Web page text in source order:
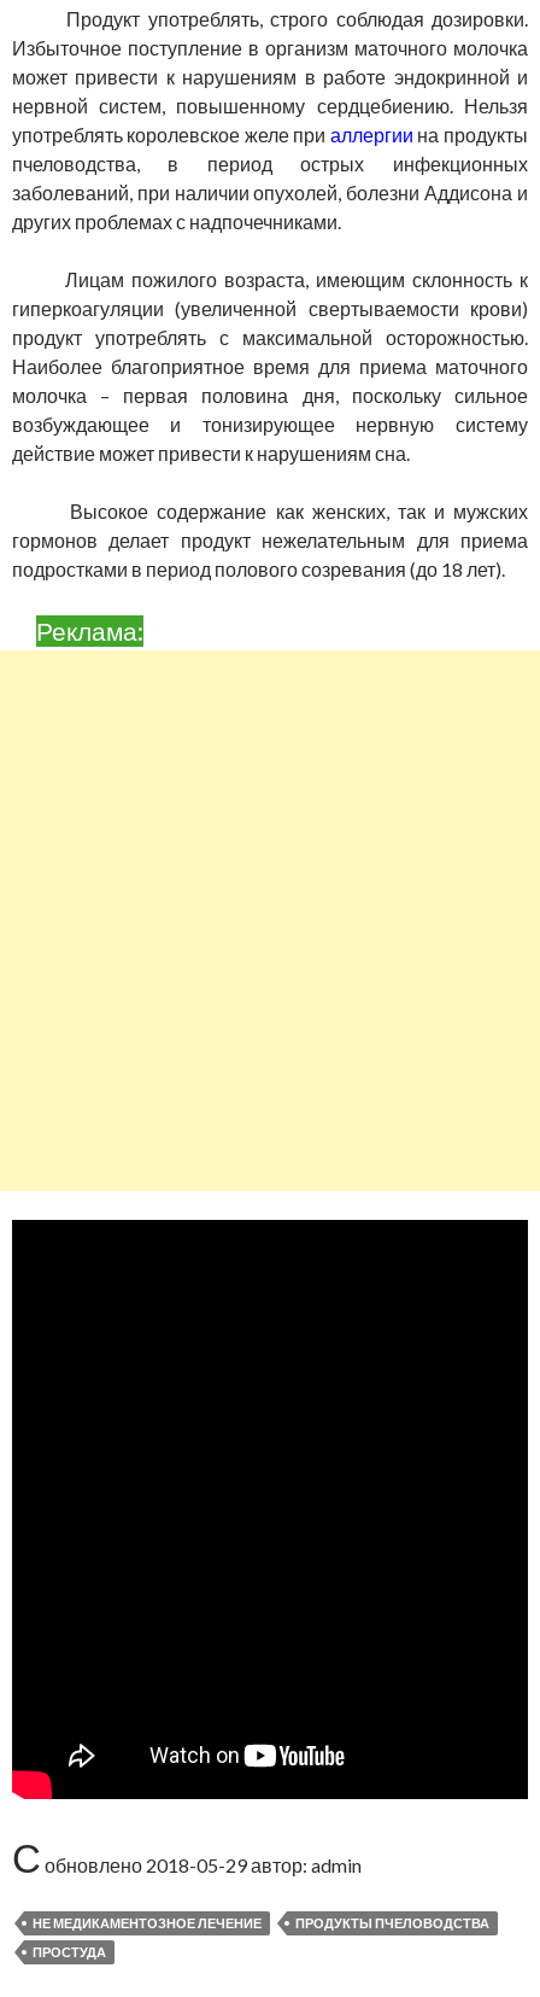
Продукт употреблять, строго соблюдая дозировки.
Избыточное поступление в организм маточного молочка
может привести к нарушениям в работе эндокринной и
нервной систем, повышенному сердцебиению. Нельзя
употреблять королевское желе при аллергии на продукты
пчеловодства, в период острых инфекционных
заболеваний, при наличии опухолей, болезни Аддисона и
других проблемах с надпочечниками.
Лицам пожилого возраста, имеющим склонность к
гиперкоагуляции (увеличенной свертываемости крови)
продукт употреблять с максимальной осторожностью.
Наиболее благоприятное время для приема маточного
молочка – первая половина дня, поскольку сильное
возбуждающее и тонизирующее нервную систему
действие может привести к нарушениям сна.
Высокое содержание как женских, так и мужских
гормонов делает продукт нежелательным для приема
подростками в период полового созревания (до 18 лет).
Реклама:
С обновлено 2018-05-29автор: admin
НЕ МЕДИКАМЕНТОЗНОЕ ЛЕЧЕНИЕ
ПРОДУКТЫ ПЧЕЛОВОДСТВА
ПРОСТУДА